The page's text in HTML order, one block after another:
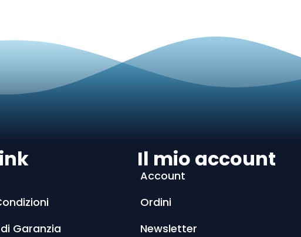
Garanzia
Il mio account
Account
Ordini
Newsletter